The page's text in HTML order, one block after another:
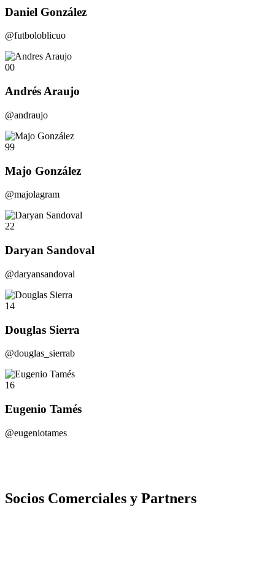
Daniel González
@futboloblicuo
00
Andrés Araujo
@andraujo
99
Majo González
@majolagram
22
Daryan Sandoval
@daryansandoval
14
Douglas Sierra
@douglas_sierrab
16
Eugenio Tamés
@eugeniotames
Socios Comerciales y Partners